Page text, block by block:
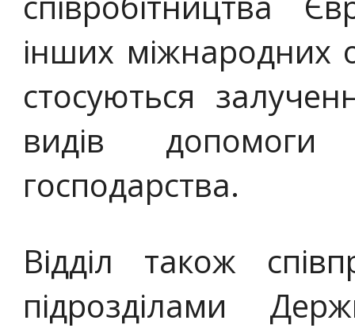
інших міжнародних
стосуються
видів
господарства.
Відділ також
підрозділами